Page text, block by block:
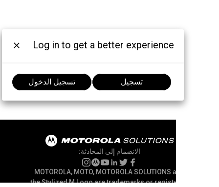
Log in to get a better experience
تسجيل تسجيل الدخول
الانضمام إلى المحادثة:
MOTOROLA, MOTO, MOTOROLA SOLUTIONS and
the Stylized M Logo are trademarks or registered